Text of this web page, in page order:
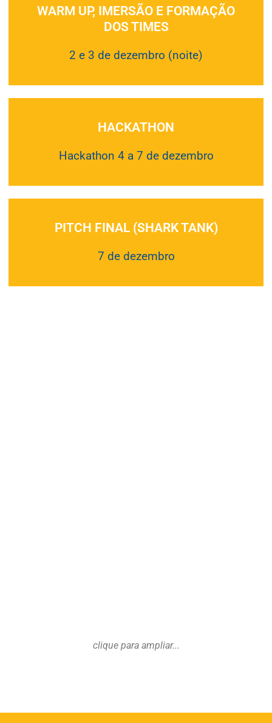
WARM UP, IMERSÃO E FORMAÇÃO
DOS TIMES
2 e 3 de dezembro (noite)
HACKATHON
Hackathon 4 a 7 de dezembro
PITCH FINAL (SHARK TANK)
7 de dezembro
clique para ampliar...